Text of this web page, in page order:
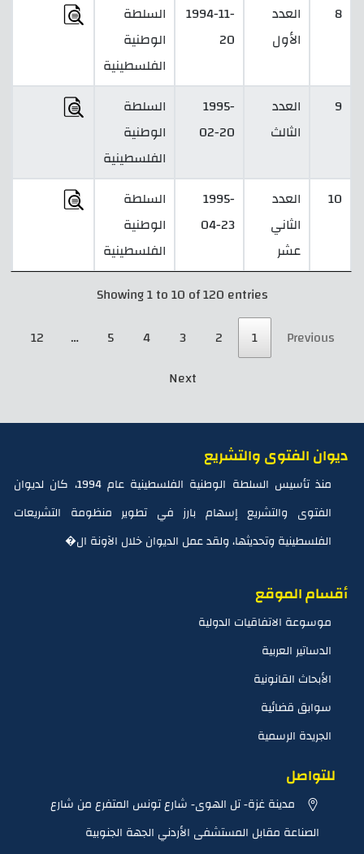
8
العدد
الأول
1994-11-
20
السلطة
الوطنية
الفلسطينية
9
العدد
الثالث
1995-
02-20
السلطة
الوطنية
الفلسطينية
10
العدد
الثاني
عشر
1995-
04-23
السلطة
الوطنية
الفلسطينية
Showing 1 to 10 of 120 entries
Previous
1
2
3
4
5
…
12
Next
ديوان الفتوى والتشريع
منذ تأسيس السلطة الوطنية الفلسطينية عام 1994، كان لديوان
الفتوى والتشريع إسهام بارز في تطوير منظومة التشريعات
الفلسطينية وتحديثها، ولقد عمل الديوان خلال الآونة ال�
أقسام الموقع
موسوعة الاتفاقيات الدولية
الدساتير العربية
الأبحاث القانونية
سوابق قضائية
الجريدة الرسمية
للتواصل
مدينة غزة- تل الهوى- شارع تونس المتفرع من شارع
الصناعة مقابل المستشفى الأردني الجهة الجنوبية